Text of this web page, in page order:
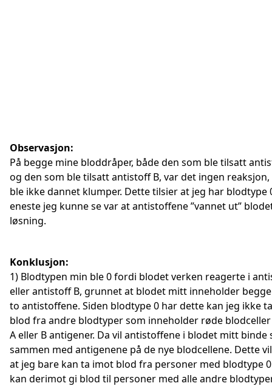
Observasjon:
På begge mine bloddråper, både den som ble tilsatt
og den som ble tilsatt antistoff B, var det ingen
ble ikke dannet klumper. Dette tilsier at jeg har blodtype
eneste jeg kunne se var at antistoffene ”vannet ut”
løsning.
Konklusjon:
1) Blodtypen min ble 0 fordi blodet verken reagerte i
eller antistoff B, grunnet at blodet mitt inneholder
to antistoffene. Siden blodtype 0 har dette kan jeg ikke
blod fra andre blodtyper som inneholder røde
A eller B antigener. Da vil antistoffene i blodet mitt binde
sammen med antigenene på de nye blodcellene. Dette
at jeg bare kan ta imot blod fra personer med blodtype
kan derimot gi blod til personer med alle andre